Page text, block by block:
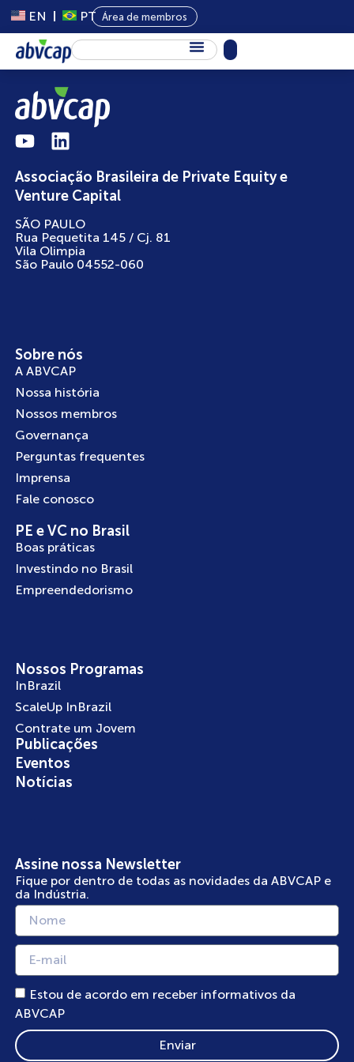
EN PT Área de membros
Sobre Nós
Capital Privado
Programas
Conteúdo
Eventos
Notícias
Associação Brasileira de Private Equity e
Venture Capital
SÃO PAULO
Rua Pequetita 145 / Cj. 81
Vila Olimpia
São Paulo 04552-060
Sobre nós
A ABVCAP
Nossa história
Nossos membros
Governança
Perguntas frequentes
Imprensa
Fale conosco
PE e VC no Brasil
Boas práticas
Investindo no Brasil
Empreendedorismo
Nossos Programas
InBrazil
ScaleUp InBrazil
Contrate um Jovem
Publicações
Eventos
Notícias
Assine nossa Newsletter
Fique por dentro de todas as novidades da ABVCAP e
da Indústria.
Estou de acordo em receber informativos da
ABVCAP
Enviar